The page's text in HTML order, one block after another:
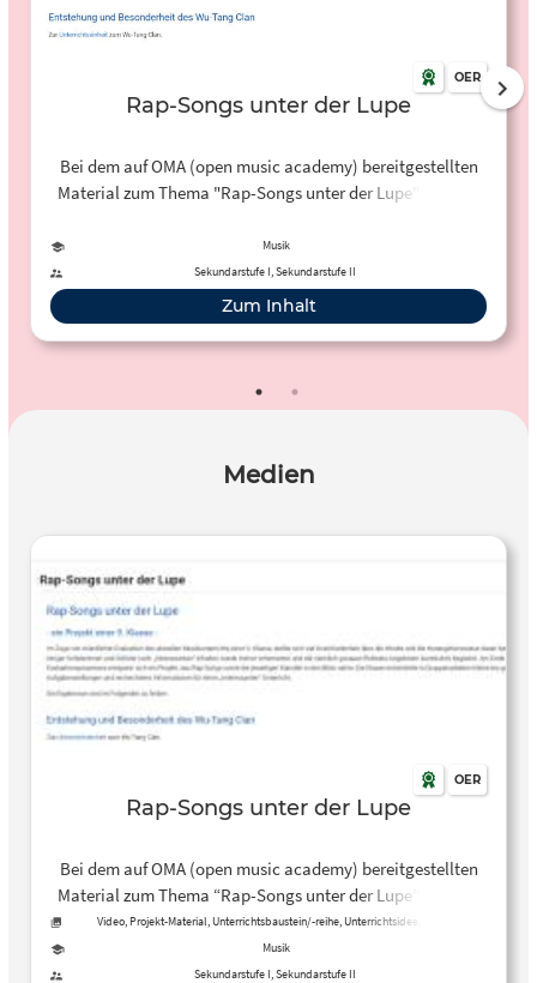
OER
Rap-Songs unter der Lupe
Bei dem auf OMA (open music academy) bereitgestellten
Material zum Thema "Rap-Songs unter der Lupe" handelt
Präsentationen in einer 9. Klasse, bei dem die Schülerinnen
und Schüler einzelne Rap-Songs, Gruppen bzw. Künstler
und die Entstehung des Rap näher betrachteten.
Musik
Sekundarstufe I, Sekundarstufe II
Zum Inhalt
Medien
OER
Rap-Songs unter der Lupe
Bei dem auf OMA (open music academy) bereitgestellten
Material zum Thema “Rap-Songs unter der Lupe” handelt
es sich um eine Unterrichtseinheit bzw. ein Projekt mit
Präsentationen in einer 9. Klasse, bei dem die Schülerinnen
und Schüler einzelne Rap-Songs, Gruppen bzw. Künstler
Video, Projekt-Material, Unterrichtsbaustein/-reihe, Unterrichtsidee, Audio,
Musik
Sekundarstufe I, Sekundarstufe II